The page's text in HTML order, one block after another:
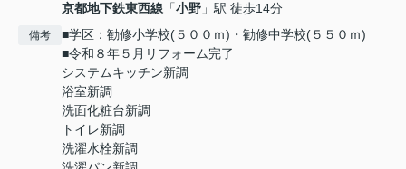
京都地下鉄東西線 「小野 」駅 徒歩14分
備考
■学区：勧修小学校(５００ｍ)・勧修中学校(５５０ｍ)
■令和８年５月リフォーム完了
システムキッチン新調
浴室新調
洗面化粧台新調
トイレ新調
洗濯水栓新調